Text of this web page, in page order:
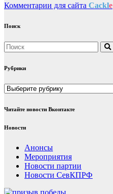
Комментарии для сайта Cackle
Поиск
Рубрики
Рубрики
Читайте новости Вконтакте
Новости
Анонсы
Мероприятия
Новости партии
Новости СевКПРФ